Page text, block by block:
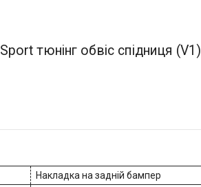
тюнінг обвіс спідниця (V1)
Накладка на задній бампер